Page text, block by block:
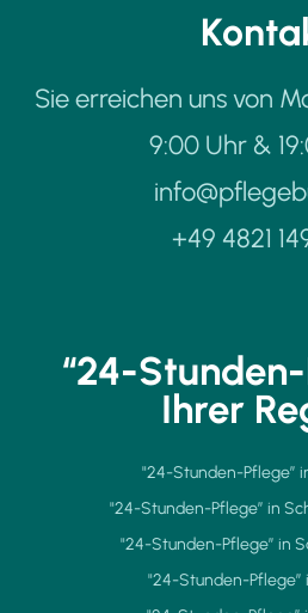
Sie erreichen uns von
9:00 Uhr &
+49 4821
“24-
Ihrer
"24-Stunden-Pflege”
"24-Stunden-Pflege” in
"24-Stunden-Pflege” in
"24-Stunden-Pflege”